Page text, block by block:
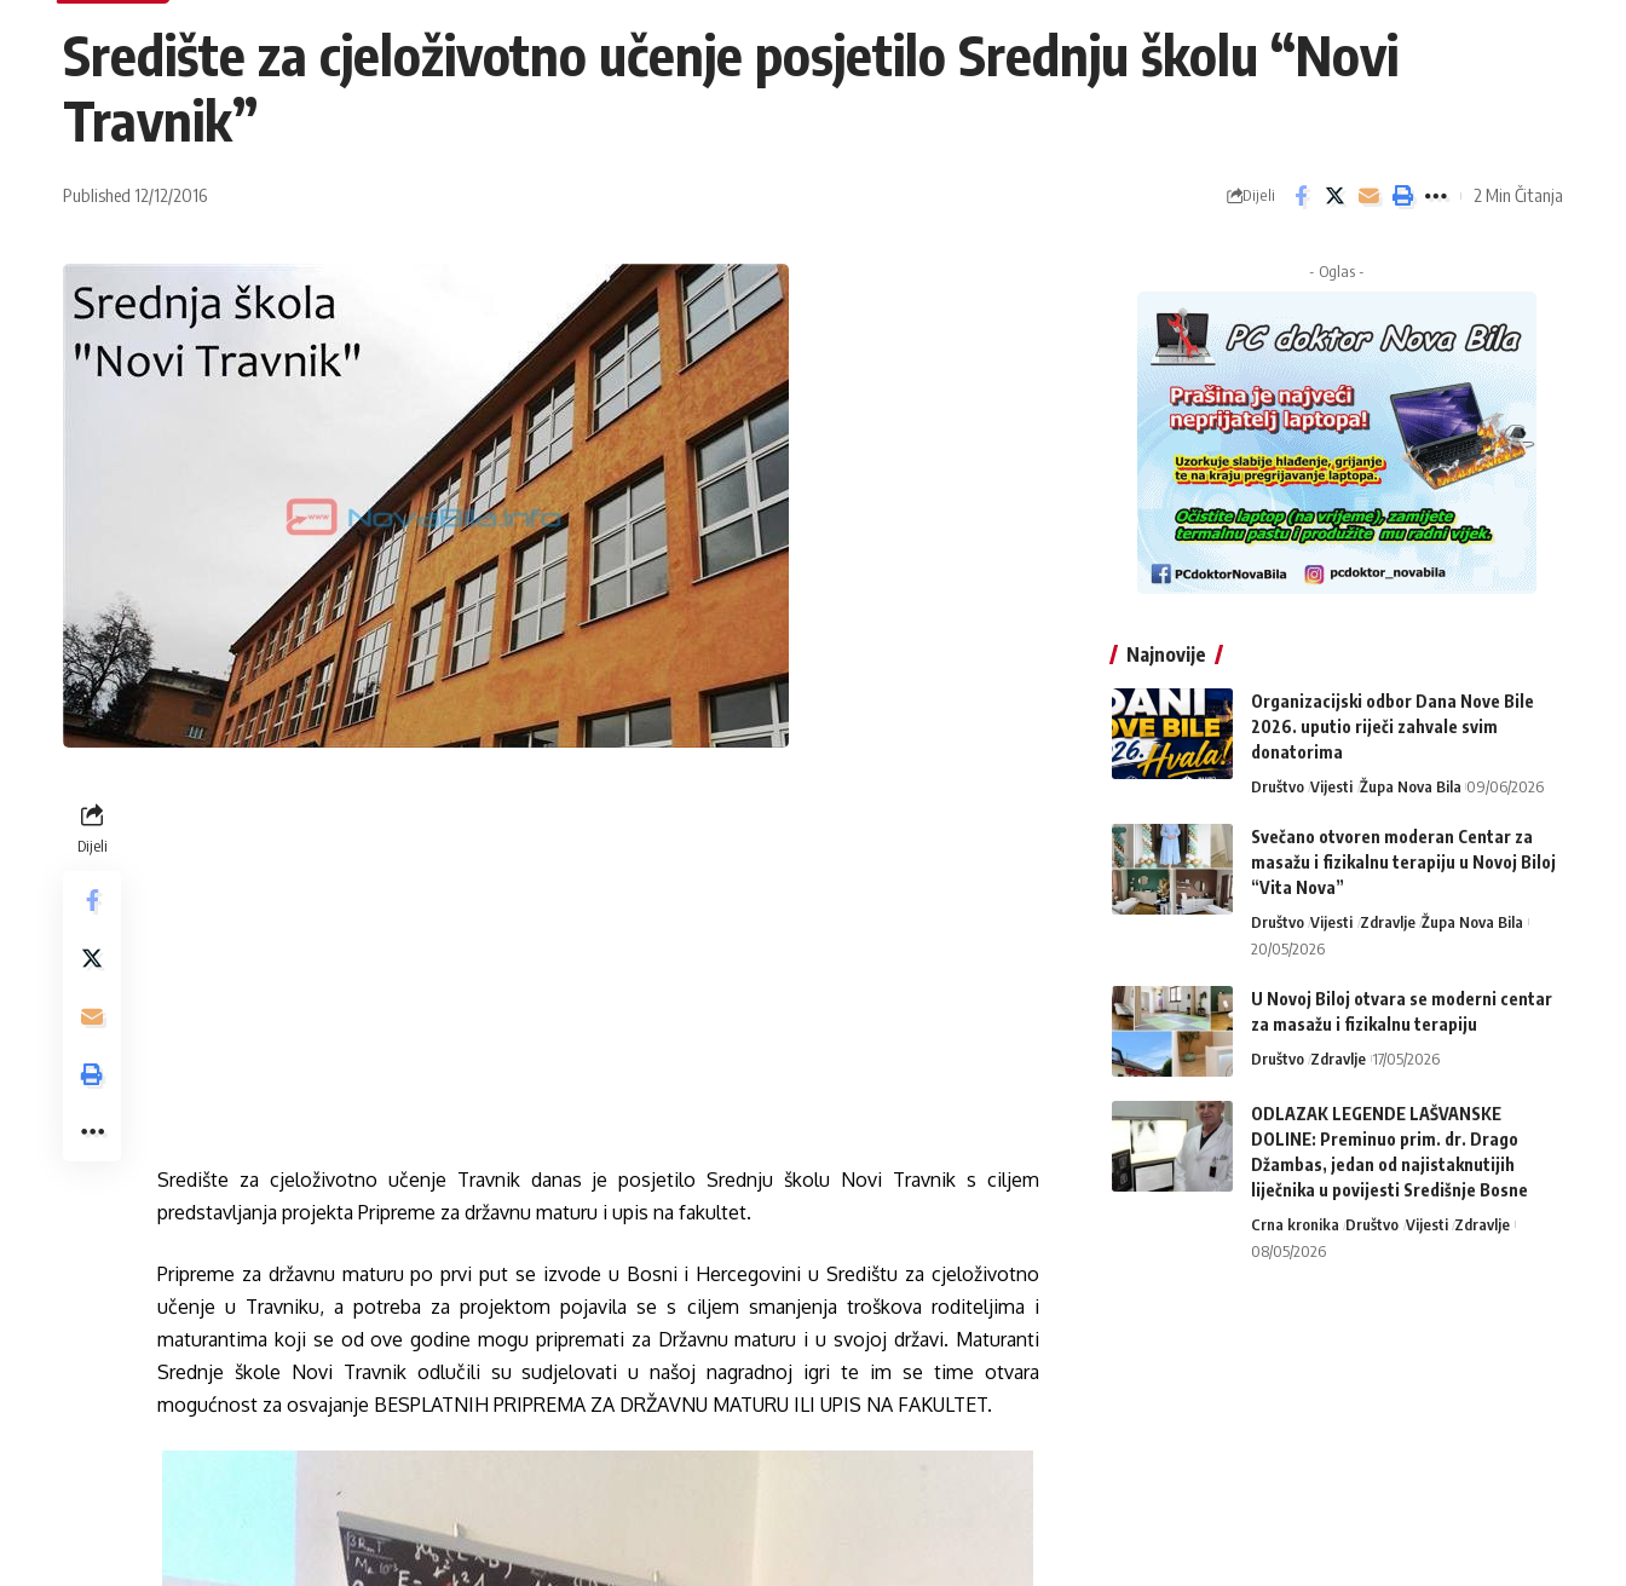
Središte za cjeloživotno učenje posjetilo Srednju školu “Novi
Travnik”
Published 12/12/2016 Dijeli 2 Min Čitanja
Dijeli
Središte za cjeloživotno učenje Travnik danas je posjetilo Srednju školu Novi Travnik s ciljem
predstavljanja projekta Pripreme za državnu maturu i upis na fakultet.
Pripreme za državnu maturu po prvi put se izvode u Bosni i Hercegovini u Središtu za cjeloživotno
učenje u Travniku, a potreba za projektom pojavila se s ciljem smanjenja troškova roditeljima i
maturantima koji se od ove godine mogu pripremati za Državnu maturu i u svojoj državi. Maturanti
Srednje škole Novi Travnik odlučili su sudjelovati u našoj nagradnoj igri te im se time otvara
mogućnost za osvajanje BESPLATNIH PRIPREMA ZA DRŽAVNU MATURU ILI UPIS NA FAKULTET.
- Oglas -
Najnovije
Organizacijski odbor Dana Nove Bile
2026. uputio riječi zahvale svim
donatorima
Društvo Vijesti Župa Nova Bila 09/06/2026
Svečano otvoren moderan Centar za
masažu i fizikalnu terapiju u Novoj Biloj
“Vita Nova”
Društvo Vijesti Zdravlje Župa Nova Bila
20/05/2026
U Novoj Biloj otvara se moderni centar
za masažu i fizikalnu terapiju
Društvo Zdravlje 17/05/2026
ODLAZAK LEGENDE LAŠVANSKE
DOLINE: Preminuo prim. dr. Drago
Džambas, jedan od najistaknutijih
liječnika u povijesti Središnje Bosne
Crna kronika Društvo Vijesti Zdravlje
08/05/2026